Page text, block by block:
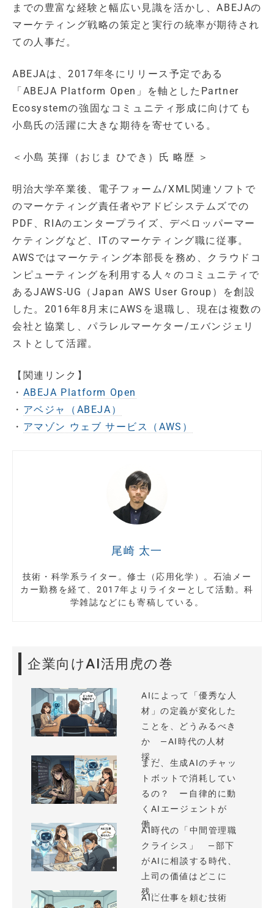
までの豊富な経験と幅広い見識を活かし、ABEJAの
マーケティング戦略の策定と実行の統率が期待され
ての人事だ。
ABEJAは、2017年冬にリリース予定である
「ABEJA Platform Open」を軸としたPartner
Ecosystemの強固なコミュニティ形成に向けても
小島氏の活躍に大きな期待を寄せている。
＜小島 英揮（おじま ひでき）氏 略歴 ＞
明治大学卒業後、電子フォーム/XML関連ソフトで
のマーケティング責任者やアドビシステムズでの
PDF、RIAのエンタープライズ、デベロッパーマー
ケティングなど、ITのマーケティング職に従事。
AWSではマーケティング本部長を務め、クラウドコ
ンピューティングを利用する人々のコミュニティで
あるJAWS-UG（Japan AWS User Group）を創設
した。2016年8月末にAWSを退職し、現在は複数の
会社と協業し、パラレルマーケター/エバンジェリ
ストとして活躍。
【関連リンク】
・ ABEJA Platform Open
・ アベジャ（ABEJA）
・ アマゾン ウェブ サービス（AWS）
尾崎 太一
技術・科学系ライター。修士（応用化学）。石油メー
カー勤務を経て、2017年よりライターとして活動。科
学雑誌などにも寄稿している。
企業向けAI活用虎の巻
AIによって「優秀な人
材」の定義が変化した
ことを、どうみるべき
か —AI時代の人材
採...
まだ、生成AIのチャッ
トボットで消耗してい
るの？ ー自律的に動
くAIエージェントが
働...
AI時代の「中間管理職
クライシス」 —部下
がAIに相談する時代、
上司の価値はどこに
残...
AIに仕事を頼む技術